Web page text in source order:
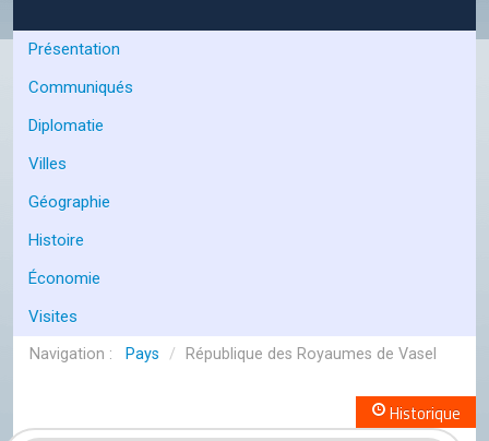
OCGC
À PROPOS DE L'OCGC
Présentation de l'OCGC
LES COMITÉS
Présentation
Communiqués
Diplomatie
Villes
Géographie
Histoire
Économie
Visites
Pays / République des Royaumes de Vasel
Historique